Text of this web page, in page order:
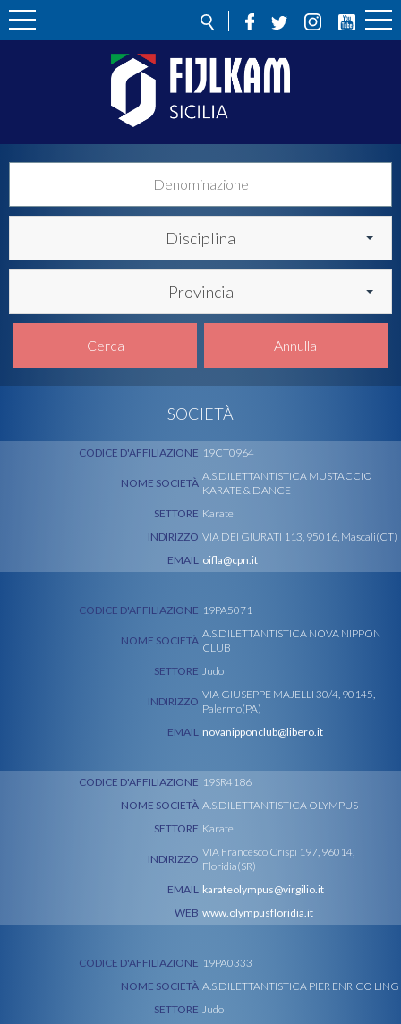
Disciplina
Provincia
Cerca Annulla
SOCIETÀ
CODICE D'AFFILIAZIONE 19CT0964
NOME SOCIETÀ
A.S.DILETTANTISTICA MUSTACCIO
KARATE & DANCE
SETTORE Karate
INDIRIZZO VIA DEI GIURATI 113, 95016, Mascali(CT)
EMAIL oifla@cpn.it
CODICE D'AFFILIAZIONE 19PA5071
NOME SOCIETÀ
A.S.DILETTANTISTICA NOVA NIPPON
CLUB
SETTORE Judo
INDIRIZZO
VIA GIUSEPPE MAJELLI 30/4, 90145,
Palermo(PA)
EMAIL novanipponclub@libero.it
CODICE D'AFFILIAZIONE 19SR4186
NOME SOCIETÀ A.S.DILETTANTISTICA OLYMPUS
SETTORE Karate
INDIRIZZO
VIA Francesco Crispi 197, 96014,
Floridia(SR)
EMAIL karateolympus@virgilio.it
WEB www.olympusfloridia.it
CODICE D'AFFILIAZIONE 19PA0333
NOME SOCIETÀ A.S.DILETTANTISTICA PIER ENRICO LING
SETTORE Judo